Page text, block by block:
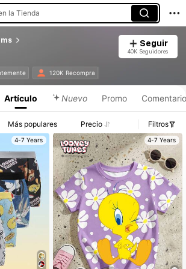
la Tienda
Seguir
40K Seguidores
120K Recompra
Artículo Nuevo Promo
Más populares Precio Filtros
4-7 Years 4-7 Years